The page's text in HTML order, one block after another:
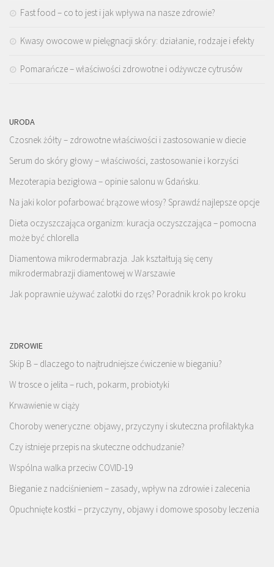
Fast food – co to jest i jak wpływa na nasze zdrowie?
Kwasy owocowe w pielęgnacji skóry: działanie, rodzaje i efekty
Pomarańcze – właściwości zdrowotne i odżywcze cytrusów
URODA
Czosnek żółty – zdrowotne właściwości i zastosowanie w diecie
Serum do skóry głowy – właściwości, zastosowanie i korzyści
Mezoterapia bezigłowa – opinie salonu w Gdańsku.
Na jaki kolor pofarbować brązowe włosy? Sprawdź najlepsze opcje
Dieta oczyszczająca organizm: kuracja oczyszczająca – pomocna
może być chlorella
Diamentowa mikrodermabrazja. Jak kształtują się ceny
mikrodermabrazji diamentowej w Warszawie
Jak poprawnie używać zalotki do rzęs? Poradnik krok po kroku
ZDROWIE
Skip B – dlaczego to najtrudniejsze ćwiczenie w bieganiu?
W trosce o jelita – ruch, pokarm, probiotyki
Krwawienie w ciąży
Choroby weneryczne: objawy, przyczyny i skuteczna profilaktyka
Czy istnieje przepis na skuteczne odchudzanie?
Wspólna walka przeciw COVID-19
Bieganie z nadciśnieniem – zasady, wpływ na zdrowie i zalecenia
Opuchnięte kostki – przyczyny, objawy i domowe sposoby leczenia